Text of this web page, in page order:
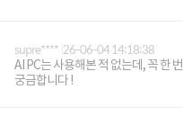
supre**** 26-06-04 14:18:38
AI PC는 사용해본 적 없는데, 꼭 한
궁금합니다 !